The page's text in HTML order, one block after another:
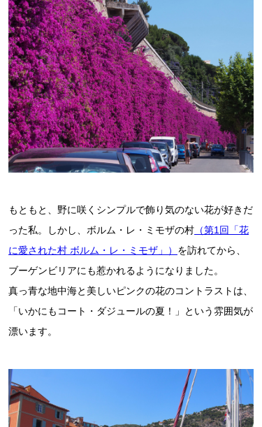
もともと、野に咲くシンプルで飾り気のない花が好きだ
った私。しかし、ボルム・レ・ミモザの村 （第1回「花
に愛された村 ボルム・レ・ミモザ」） を訪れてから、
ブーゲンビリアにも惹かれるようになりました。
真っ青な地中海と美しいピンクの花のコントラストは、
「いかにもコート・ダジュールの夏！」という雰囲気が
漂います。